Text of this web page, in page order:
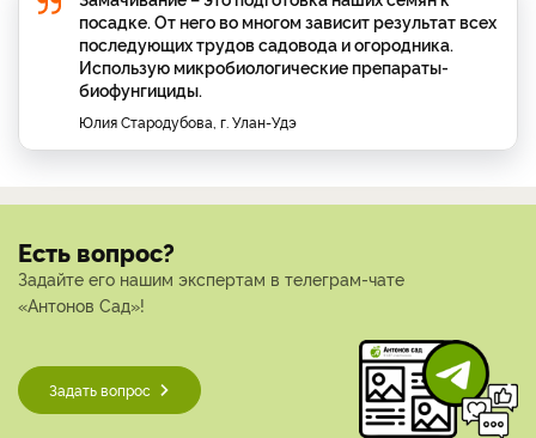
посадке. От него во многом зависит результат всех
последующих трудов садовода и огородника.
Использую микробиологические препараты-
биофунгициды.
Юлия Стародубова, г. Улан-Удэ
Есть вопрос?
Задайте его нашим экспертам в телеграм-чате
«Антонов Сад»!
Задать вопрос